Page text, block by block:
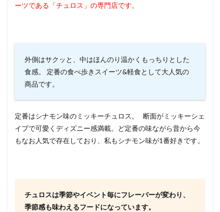
ーツである「チュロス」の専門店です。
外側はサクッと、中はほんのり温かくもっちりとした
食感。 定番の食べ歩きスイーツ&軽食として大人気の
商品です。
定番はシナモン味のミッキーチュロス。 断面がミッキーシェ
イプで可愛くディズニー感満載。ど定番の味ながら昔から今
もなお人気で存在しており、私もシナモン味が1番好きです。
チュロスは季節やイベント毎にフレーバーが変わり、
季節感も味わえるフードになっています。